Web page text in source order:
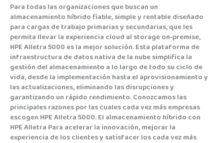
Para todas las organizaciones que buscan un
almacenamiento híbrido fiable, simple y rentable diseñado
para cargas de trabajo primarias y secundarias, que les
permita llevar la experiencia cloud al storage on-premise,
HPE Alletra 5000 es la mejor solución. Esta plataforma de
infraestructura de datos nativa de la nube simplifica la
gestión del almacenamiento a lo largo de todo su ciclo de
vida, desde la implementación hasta el aprovisionamiento y
las actualizaciones, eliminando las disrupciones y
garantizando un rápido rendimiento. Conozcamos las
principales razones por las cuales cada vez más empresas
escogen HPE Alletra 5000. El almacenamiento híbrido con
HPE Alletra Para acelerar la innovación, mejorar la
experiencia de los clientes y satisfacer los cada vez más